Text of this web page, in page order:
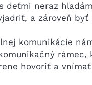
deťmi neraz
a zároveň
komunikácie
rámec,
hovoriť a